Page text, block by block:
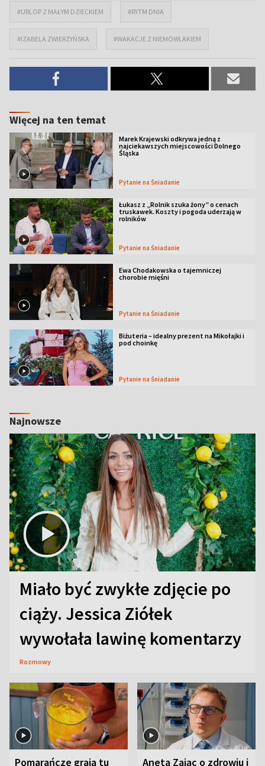
#URLOP Z MAŁYM DZIECKIEM #RYTM DNIA
#IZABELA ZWIERZYŃSKA #WAKACJE Z NIEMOWLAKIEM
Więcej na ten temat
Marek Krajewski odkrywa jedną z
najciekawszych miejscowości Dolnego
Śląska
Pytanie na Śniadanie
Łukasz z „Rolnik szuka żony” o cenach
truskawek. Koszty i pogoda uderzają w
rolników
Pytanie na Śniadanie
Ewa Chodakowska o tajemniczej
chorobie mięśni
Pytanie na Śniadanie
Biżuteria – idealny prezent na Mikołajki i
pod choinkę
Pytanie na Śniadanie
Najnowsze
Miało być zwykłe zdjęcie po
ciąży. Jessica Ziółek
wywołała lawinę komentarzy
Rozmowy
Pomarańcze grają tu Aneta Zając o zdrowiu i